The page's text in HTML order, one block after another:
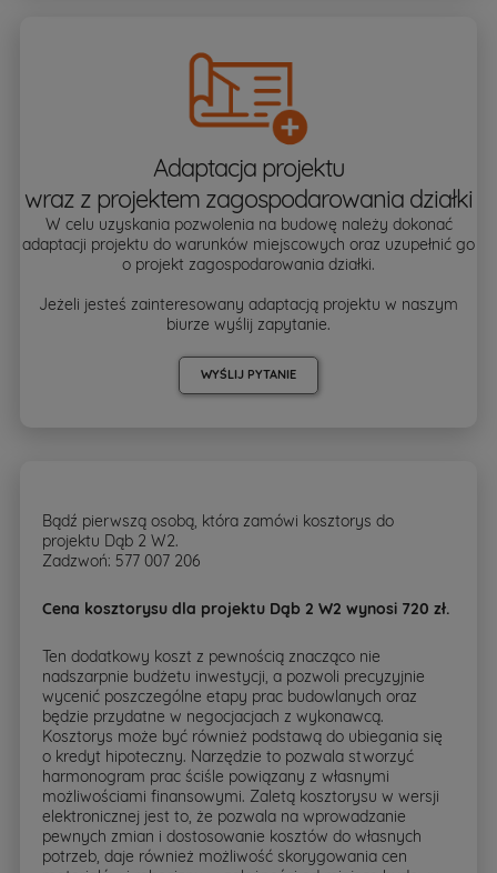
Adaptacja projektu
wraz z projektem zagospodarowania działki
W celu uzyskania pozwolenia na budowę należy dokonać
adaptacji projektu do warunków miejscowych oraz uzupełnić go
o projekt zagospodarowania działki.
Jeżeli jesteś zainteresowany adaptacją projektu w naszym
biurze wyślij zapytanie.
WYŚLIJ PYTANIE
Bądź pierwszą osobą, która zamówi kosztorys do
projektu Dąb 2 W2.
Zadzwoń: 577 007 206
Cena kosztorysu dla projektu Dąb 2 W2 wynosi 720 zł.
Ten dodatkowy koszt z pewnością znacząco nie
nadszarpnie budżetu inwestycji, a pozwoli precyzyjnie
wycenić poszczególne etapy prac budowlanych oraz
będzie przydatne w negocjacjach z wykonawcą.
Kosztorys może być również podstawą do ubiegania się
o kredyt hipoteczny. Narzędzie to pozwala stworzyć
harmonogram prac ściśle powiązany z własnymi
możliwościami finansowymi. Zaletą kosztorysu w wersji
elektronicznej jest to, że pozwala na wprowadzanie
pewnych zmian i dostosowanie kosztów do własnych
potrzeb, daje również możliwość skorygowania cen